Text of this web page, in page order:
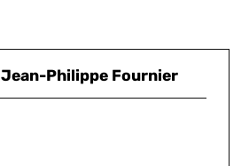
Jean-Philippe Fournier